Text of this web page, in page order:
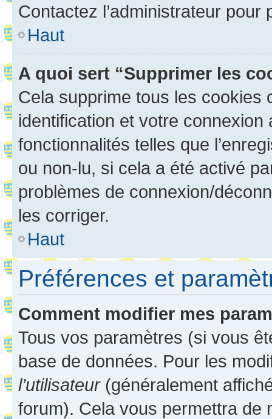
Contactez l’administrateur
Haut
A quoi sert “Supprimer les
Cela supprime tous les cookies
identification et votre
fonctionnalités telles que
ou non-lu, si cela a été activé
problèmes de connexion/
les corriger.
Haut
Préférences et
Comment modifier mes
Tous vos paramètres (si vous
base de données. Pour les
l’utilisateur(généralement
forum). Cela vous permettra de